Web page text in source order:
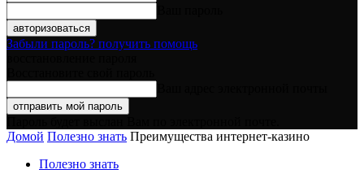
Забыли пароль? получить помощь
Домой Полезно знать Преимущества интернет-казино
Полезно знать